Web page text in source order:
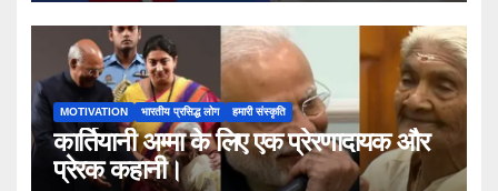
MOTIVATION भारतीय प्रसिद्ध लोग हमारी संस्कृति
कार्तियानी अम्मा के लिए एक प्रेरणादायक और
प्रेरक कहानी।